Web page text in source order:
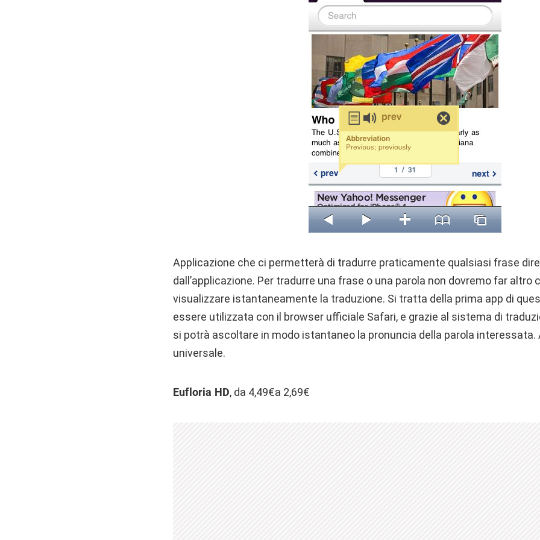
Applicazione che ci permetterà di tradurre praticamente qualsiasi frase
dall’applicazione. Per tradurre una frase o una parola non dovremo far altro
visualizzare istantaneamente la traduzione. Si tratta della prima app di
essere utilizzata con il browser ufficiale Safari, e grazie al sistema di
si potrà ascoltare in modo istantaneo la pronuncia della parola interessata.
universale.
Eufloria HD, da 4,49€a 2,69€